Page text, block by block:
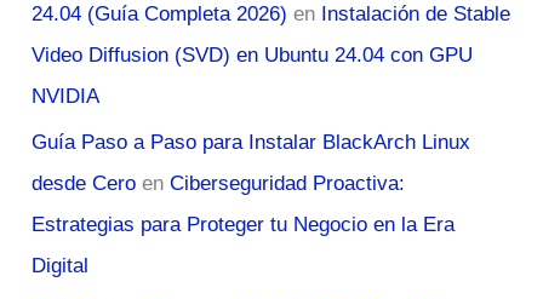
24.04 (Guía Completa 2026) en Instalación de Stable
Video Diffusion (SVD) en Ubuntu 24.04 con GPU
NVIDIA
Guía Paso a Paso para Instalar BlackArch Linux
desde Cero enCiberseguridad Proactiva:
Estrategias para Proteger tu Negocio en la Era
Digital